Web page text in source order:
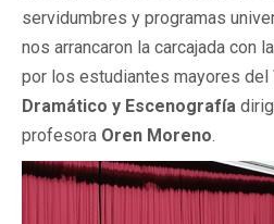
servidumbres y programas
nos arrancaron la carcajada con
por los estudiantes mayores del
Dramático y Escenografía
profesora Oren Moreno.